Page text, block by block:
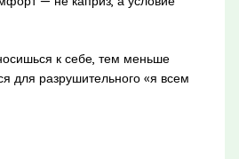
к себе, тем меньше
для разрушительного «я всем